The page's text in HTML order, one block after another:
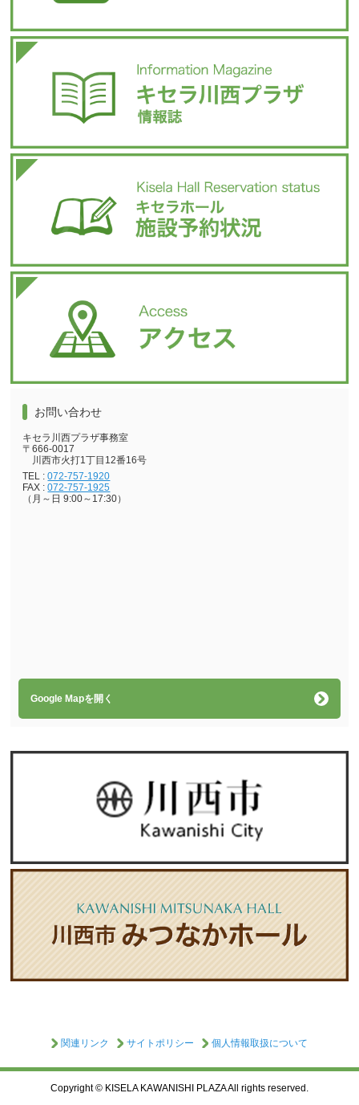
お問い合わせ
キセラ川西プラザ事務室
〒666-0017
川西市火打1丁目12番16号
TEL :072-757-1920
FAX :072-757-1925
（月～日 9:00～17:30）
Google Mapを開く
関連リンク サイトポリシー 個人情報取扱について
Copyright © KISELA KAWANISHI PLAZA All rights reserved.